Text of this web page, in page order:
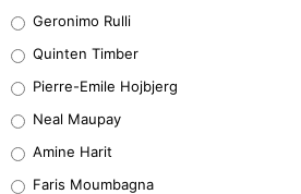
32%
5%
1%
Geronimo Rulli
Quinten Timber
Pierre-Emile Hojbjerg
Neal Maupay
Amine Harit
Faris Moumbagna